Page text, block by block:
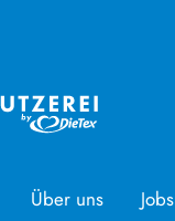
Über uns Jobs